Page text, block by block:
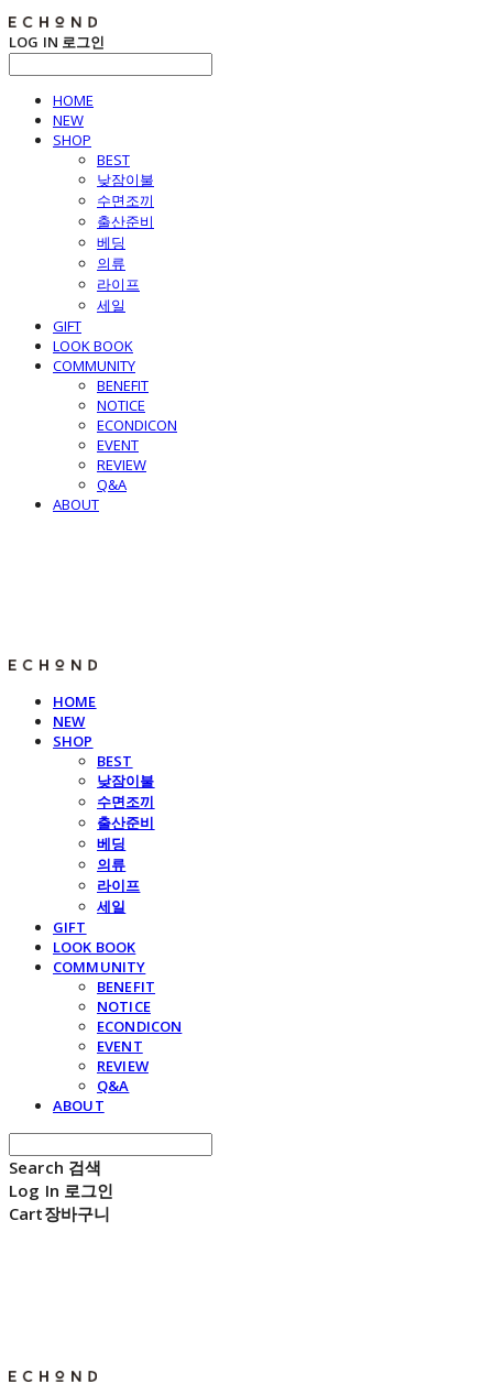
LOG IN 로그인
HOME
NEW
SHOP
BEST
낮잠이불
수면조끼
출산준비
베딩
의류
라이프
세일
GIFT
LOOK BOOK
COMMUNITY
BENEFIT
NOTICE
ECONDICON
EVENT
REVIEW
Q&A
ABOUT
HOME
NEW
SHOP
BEST
낮잠이불
수면조끼
출산준비
베딩
의류
라이프
세일
GIFT
LOOK BOOK
COMMUNITY
BENEFIT
NOTICE
ECONDICON
EVENT
REVIEW
Q&A
ABOUT
Search 검색
Log In 로그인
Cart장바구니